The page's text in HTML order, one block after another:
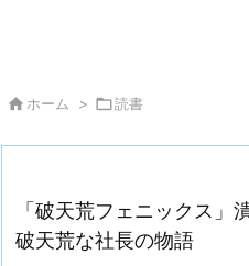
 ホーム > 読書
「破天荒フェニックス」
破天荒な社長の物語